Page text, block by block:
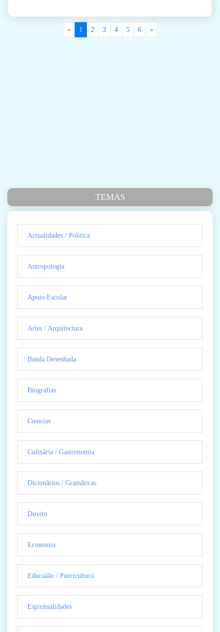
« 1 2 3 4 5 6 »
TEMAS
Actualidades / Politica
Antropologia
Apoio Escolar
Artes / Arquitectura
Banda Desenhada
Biografias
Ciencias
Culinãria / Gastronomia
Dicionãrios / Gramãticas
Direito
Economia
Educaãão / Puericultura
Espiritualidades